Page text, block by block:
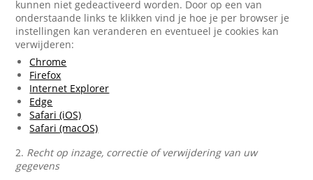
kunnen niet gedeactiveerd worden. Door op een van
onderstaande links te klikken vind je hoe je per browser je
instellingen kan veranderen en eventueel je cookies kan
verwijderen:
Chrome
Firefox
Internet Explorer
Edge
Safari (iOS)
Safari (macOS)
2. Recht op inzage, correctie of verwijdering van uw
gegevens